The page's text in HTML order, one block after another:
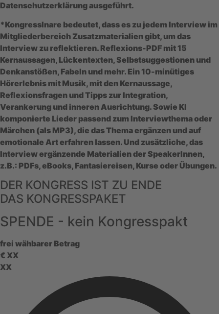
Datenschutzerklärungausgeführt.
*KongressInare bedeutet, dass es zu jedem Interview im
Mitgliederbereich Zusatzmaterialiengibt, um das
Interview zu reflektieren. Reflexions-PDF mit 15
Kernaussagen, Lückentexten, Selbstsuggestionen und
Denkanstößen, Fabeln und mehr. Ein 10-minütiges
Hörerlebnis mit Musik, mit den Kernaussage,
Reflexionsfragen und Tipps zur Integration,
Verankerung und inneren Ausrichtung. Sowie KI
komponierte Lieder passend zum Interviewthema oder
Märchen (als MP3),die das Thema ergänzen und auf
emotionale Art erfahren lassen. Und zusätzliche, das
Interview ergänzende Materialien der SpeakerInnen,
z.B.: PDFs, eBooks, Fantasiereisen, Kurse oder Übungen.
DER KONGRESS IST ZU ENDE
DAS KONGRESSPAKET
SPENDE - kein Kongresspakt
frei wähbarer Betrag
€ XX
XX